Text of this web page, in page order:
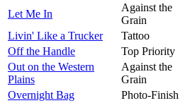
Let Me In
Against the
Grain
Livin' Like a Trucker
Tattoo
Off the Handle
Top Priority
Out on the Western
Plains
Against the
Grain
Overnight Bag
Photo-Finish